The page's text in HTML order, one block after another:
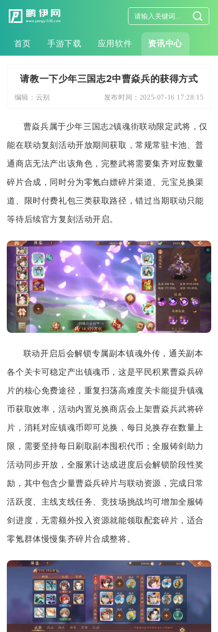
首页 手游下载 应用软件 资讯中心
请教一下少年三国志2中曹焱兵的获得方式
编辑： 云别 发布时间： 2025-07-16 17:28:15
曹焱兵属于少年三国志2镇魂街联动限定武将，仅
能在联动复刻活动开放期间获取，常规常驻卡池、普
通商店无法产出该角色，完整武将需要集齐对应数量
碎片合成，同时分为零氪白嫖碎片渠道、元宝兑换渠
道、限时付费礼包三类获取路径，错过当期联动只能
等待后续官方复刻活动开启。
联动开启后会解锁专属副本镇魂外传，通关副本
各个关卡可稳定产出镇魂币，这是平民积累曹焱兵碎
片的核心免费途径，重复扫荡高难度关卡能提升镇魂
币获取效率，活动内置兑换商店会上架曹焱兵武将碎
片，消耗对应镇魂币即可兑换，每日兑换存在数量上
限，需要坚持每日刷取副本囤积代币；全服铸剑助力
活动同步开放，全服累计达成进度后会解锁阶段性奖
励，其中包含少量曹焱兵碎片与联动资源，完成日常
活跃度、主线支线任务、竞技场挑战均可增加全服铸
剑进度，无需额外投入资源就能领取配套碎片，适合
零氪群体慢慢集齐碎片合成整将。